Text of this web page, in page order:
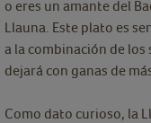
o eres un amante del
Llauna. Este plato es
a la combinación de los
dejará con ganas de
Como dato curioso, la